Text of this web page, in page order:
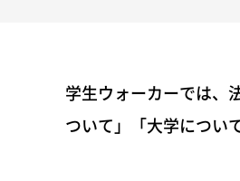
学生ウォーカーでは、
ついて」「大学につい